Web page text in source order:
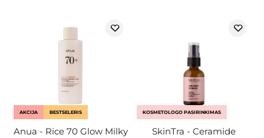
AKCIJA BESTSELERIS
Anua - Rice 70 Glow Milky
KOSMETOLOGO PASIRINKIMAS
SkinTra - Ceramide